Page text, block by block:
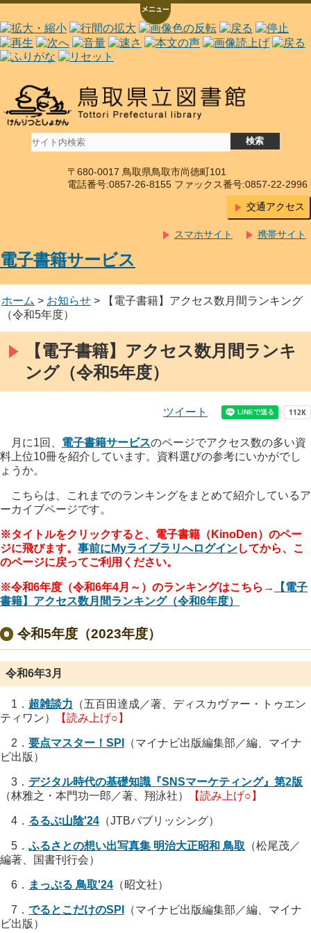
〒680-0017 鳥取県鳥取市尚徳町101
電話番号:0857-26-8155 ファックス番号:0857-22-2996
交通アクセス
携帯サイト
スマホサイト
電子書籍サービス
ホーム > お知らせ > 【電子書籍】アクセス数月間ランキング
（令和5年度）
【電子書籍】アクセス数月間ランキ
ング（令和5年度）
ツイート
月に1回、 電子書籍サービスのページでアクセス数の多い資
料上位10冊を紹介しています。資料選びの参考にいかがでし
ょうか。
こちらは、これまでのランキングをまとめて紹介しているア
ーカイブページです。
※タイトルをクリックすると、電子書籍（KinoDen）のペー
ジに飛びます。 事前にMyライブラリへログインしてから、こ
のページに戻ってご利用ください。
※令和6年度（令和6年4月～）のランキングはこちら→
【電子
書籍】アクセス数月間ランキング（令和6年度）
令和5年度（2023年度）
令和6年3月
1． 超雑談力 （五百田達成／著、ディスカヴァー・トゥエン
ティワン）
【読み上げ○】
2． 要点マスター！SPI
（マイナビ出版編集部／編、マイナ
ビ出版）
3． デジタル時代の基礎知識『SNSマーケティング』第2版
（林雅之・本門功一郎／著、翔泳社）
【読み上げ○】
4． るるぶ山陰'24 （JTBパブリッシング）
5． ふるさとの想い出写真集 明治大正昭和 鳥取 （松尾茂／
編著、国書刊行会）
6． まっぷる 鳥取'24 （昭文社）
7． でるとこだけのSPI
（マイナビ出版編集部／編、マイナ
ビ出版）